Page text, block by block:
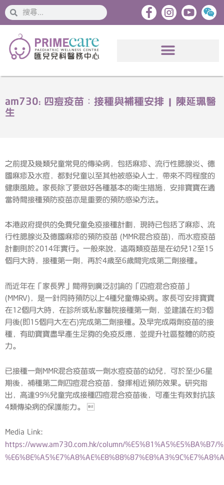
搜
索
搜
索
am730: 四痘疫苗︰接種與補種安排 | 陳延珮醫
生
之前提及幾類兒童常見的傳染病，包括麻疹、流行性腮腺炎、德
國麻疹及水痘，都對兒童以至其他被感染人士，帶來不同程度的
健康風險。家長除了要做好各種基本的衛生措施，安排寶寶在適
當時間接種預防疫苗亦是重要的預防感染方法。
本港政府提供的免費兒童免疫接種計劃，現時已包括了麻疹、流
行性腮腺炎及德國麻疹的預防疫苗 (MMR混合疫苗)，而水痘疫苗
計劃則於2014年實行。一般來說，這兩類疫苗是在幼兒12至15
個月大時，接種第一劑，再於4歲至6歲間完成第二劑接種。
而近年在「家長界」間得到廣泛討論的「四痘混合疫苗」
(MMRV)，是一針同時預防以上4種兒童傳染病。家長可安排寶寶
在12個月大時，在診所或私家醫院接種第一劑，並建議在約3個
月後(即15個月大左右)完成第二劑接種。及早完成兩劑疫苗的接
種，有助寶寶盡早產生足夠的免疫反應，並提升社區整體的防疫
力。
已接種一劑MMR混合疫苗或一劑水痘疫苗的幼兒，可於至少6星
期後，補種第二劑四痘混合疫苗，發揮相近預防效果。研究指
出，高達99%兒童完成接種四痘混合疫苗後，可產生有效對抗該
4類傳染病的保護能力。 
Media Link:
https://www.am730.com.hk/column/%E5%81%A5%E5%BA%B7/